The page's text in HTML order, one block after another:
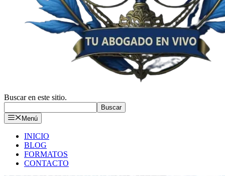
Buscar en este sitio.
Buscar
Menú
INICIO
BLOG
FORMATOS
CONTACTO